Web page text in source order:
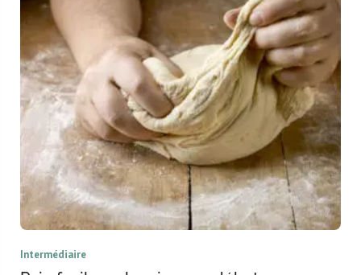
Intermédiaire